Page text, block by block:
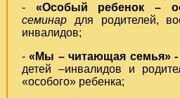
- «Особый ребенок –
семинар для родителей,
инвалидов;
-«Мы – читающая семья» -
детей –инвалидов и
«особого» ребенка;